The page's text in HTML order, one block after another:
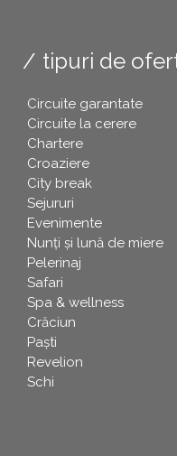
tipuri de
Circuite garantate
Circuite la cerere
Chartere
Croaziere
City break
Sejururi
Evenimente
Nunți și lună de miere
Pelerinaj
Safari
Spa & wellness
Crăciun
Paşti
Revelion
Schi